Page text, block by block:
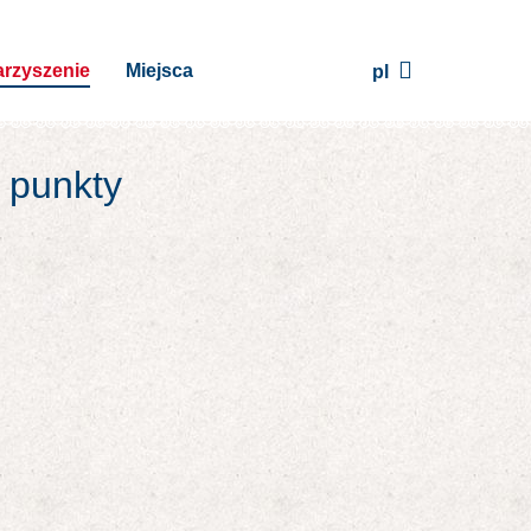
pl
Miejsca